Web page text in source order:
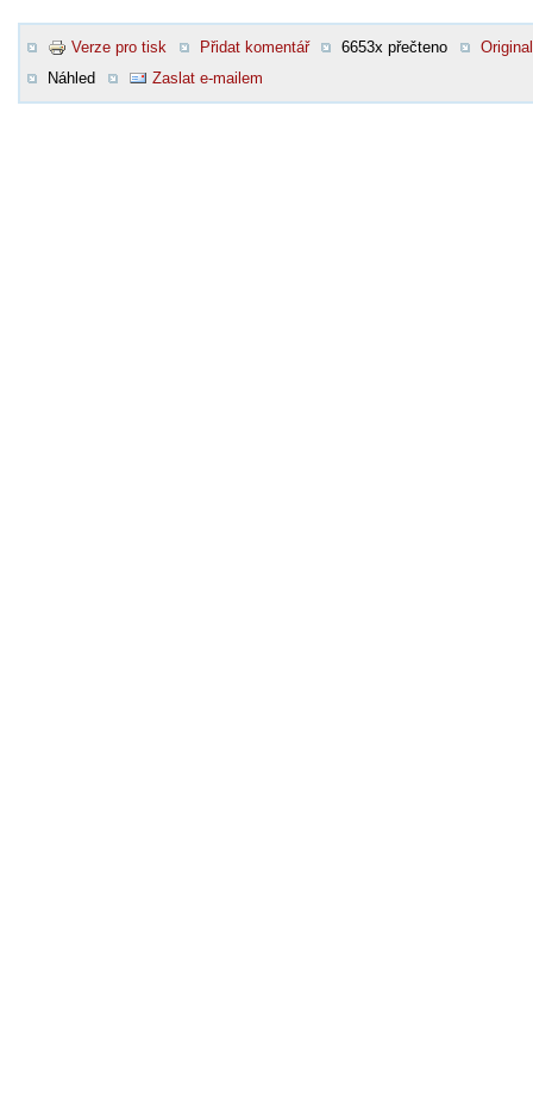
Verze pro tisk Přidat komentář 6653x přečteno
Original
Náhled
Zaslat e-mailem